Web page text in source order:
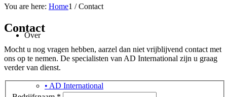
Over
• AD International
You are here: Home1 / Contact
Contact
Mocht u nog vragen hebben, aarzel dan niet vrijblijvend contact met
ons op te nemen. De specialisten van AD International zijn u graag
verder van dienst.